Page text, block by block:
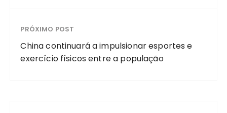
PRÓXIMO POST
China continuará a impulsionar esportes e
exercício físicos entre a população